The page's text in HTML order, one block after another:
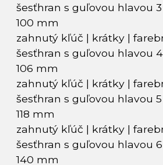
šesťhran s guľovou hlavou
100 mm
zahnutý kľúč | krátky |
šesťhran s guľovou hlavou
106 mm
zahnutý kľúč | krátky |
šesťhran s guľovou hlavou
118 mm
zahnutý kľúč | krátky |
šesťhran s guľovou hlavou
140 mm